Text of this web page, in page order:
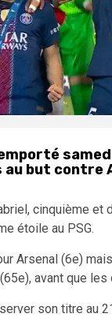
but contre
cinquième
étoile au PSG.
Arsenal (6e)
avant que
son titre au